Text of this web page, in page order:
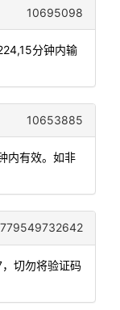
10695098
分钟内输
10653885
内有效。如非
779549732642
，切勿将验证码